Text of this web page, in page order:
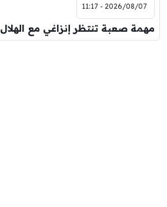
2026/08/07 - 11:17
مهمة صعبة تنتظر إنزاغي مع الهلال